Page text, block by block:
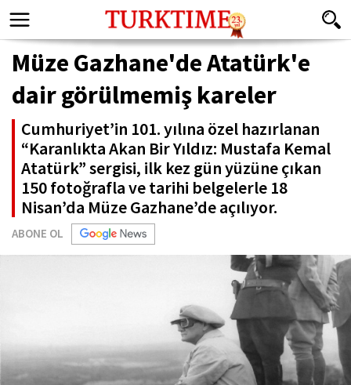
Müze Gazhane'de Atatürk'e
dair görülmemiş kareler
Cumhuriyet’in 101. yılına özel hazırlanan
“Karanlıkta Akan Bir Yıldız: Mustafa Kemal
Atatürk” sergisi, ilk kez gün yüzüne çıkan
150 fotoğrafla ve tarihi belgelerle 18
Nisan’da Müze Gazhane’de açılıyor.
ABONE OL